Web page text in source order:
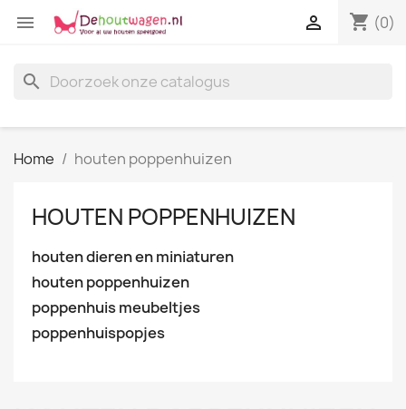
 shopping_cart (0)

search
Home houten poppenhuizen
HOUTEN POPPENHUIZEN
houten dieren en miniaturen
houten poppenhuizen
poppenhuis meubeltjes
poppenhuispopjes